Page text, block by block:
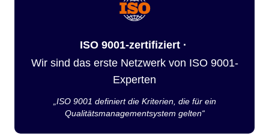
ISO 9001-zertifiziert ·
Wir sind das erste Netzwerk von ISO 9001-
Experten
„ISO 9001 definiert die Kriterien, die für ein
Qualitätsmanagementsystem gelten“